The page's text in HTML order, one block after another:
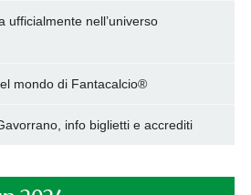
ufficialmente nell’universo
mondo di Fantacalcio®
info biglietti e accrediti